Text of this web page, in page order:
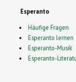
Esperanto
Häufige Fragen
Esperanto lernen
Esperanto-Musik
Esperanto-